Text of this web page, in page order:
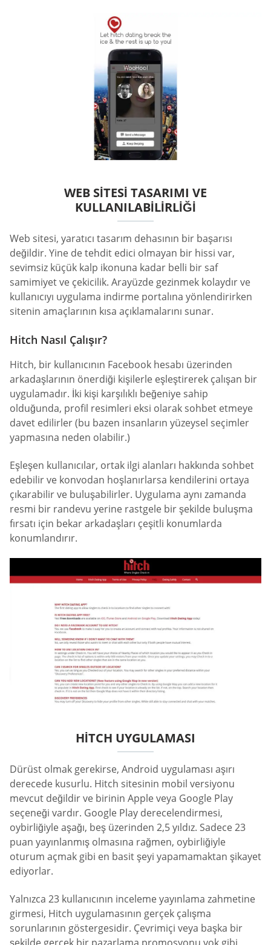
WEB SITESI TASARIMI VE
KULLANILABILIRLIĞI
Web sitesi, yaratıcı tasarım dehasının bir başarısı
değildir. Yine de tehdit edici olmayan bir hissi var,
sevimsiz küçük kalp ikonuna kadar belli bir saf
samimiyet ve çekicilik. Arayüzde gezinmek kolaydır ve
kullanıcıyı uygulama indirme portalına yönlendirirken
sitenin amaçlarının kısa açıklamalarını sunar.
Hitch Nasıl Çalışır?
Hitch, bir kullanıcının Facebook hesabı üzerinden
arkadaşlarının önerdiği kişilerle eşleştirerek çalışan bir
uygulamadır. İki kişi karşılıklı beğeniye sahip
olduğunda, profil resimleri eksi olarak sohbet etmeye
davet edilirler (bu bazen insanların yüzeysel seçimler
yapmasına neden olabilir.)
Eşleşen kullanıcılar, ortak ilgi alanları hakkında sohbet
edebilir ve konvodan hoşlanırlarsa kendilerini ortaya
çıkarabilir ve buluşabilirler. Uygulama aynı zamanda
resmi bir randevu yerine rastgele bir şekilde buluşma
fırsatı için bekar arkadaşları çeşitli konumlarda
konumlandırır.
HITCH UYGULAMASI
Dürüst olmak gerekirse, Android uygulaması aşırı
derecede kusurlu. Hitch sitesinin mobil versiyonu
mevcut değildir ve birinin Apple veya Google Play
seçeneği vardır. Google Play derecelendirmesi,
oybirliğiyle aşağı, beş üzerinden 2,5 yıldız. Sadece 23
puan yayınlanmış olmasına rağmen, oybirliğiyle
oturum açmak gibi en basit şeyi yapamamaktan şikayet
ediyorlar.
Yalnızca 23 kullanıcının inceleme yayınlama zahmetine
girmesi, Hitch uygulamasının gerçek çalışma
sorunlarının göstergesidir. Çevrimiçi veya başka bir